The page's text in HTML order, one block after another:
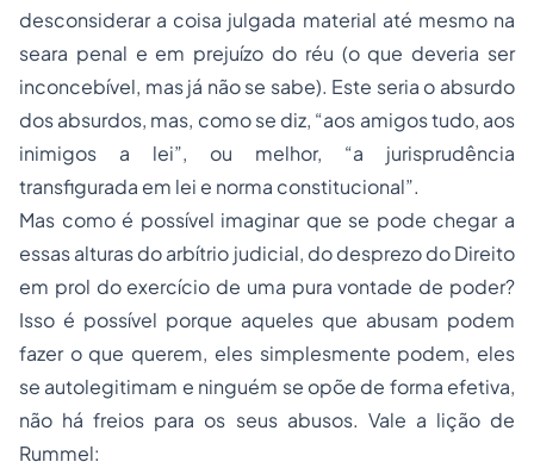
desconsiderar a coisa julgada material até mesmo na
seara penal e em prejuízo do réu (o que deveria ser
inconcebível, mas já não se sabe). Este seria o absurdo
dos absurdos, mas, como se diz, “aos amigos tudo, aos
inimigos a lei”, ou melhor, “a jurisprudência
transfigurada em lei e norma constitucional”.
Mas como é possível imaginar que se pode chegar a
essas alturas do arbítrio judicial, do desprezo do Direito
em prol do exercício de uma puravontade de poder?
Isso é possível porque aqueles que abusam podem
fazer o que querem, eles simplesmente podem, eles
se autolegitimam e ninguém se opõe de forma efetiva,
não há freios para os seus abusos. Vale a lição de
Rummel: